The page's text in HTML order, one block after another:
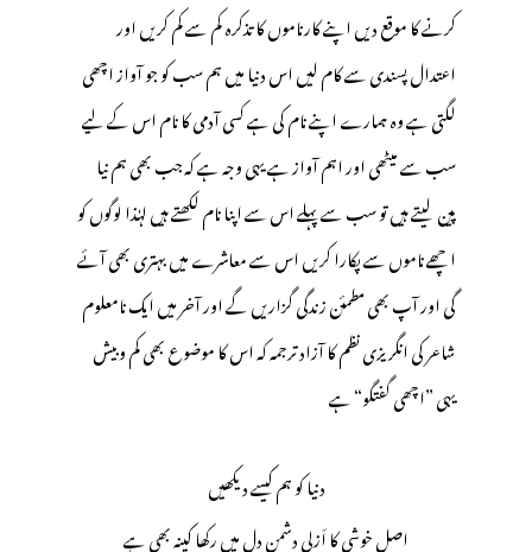
کرنے کا موقع دیں اپنے کارناموں کا تذکرہ کم سے کم کریں اور
اعتدال پسندی سے کام لیں اس دنیا میں ہم سب کو جو آواز اچھی
لگتی ہے وہ ہمارے اپنے نام کی ہے کسی آدمی کا نام اس کے لیے
سب سے میٹھی اور اہم آواز ہے یہی وجہ ہے کہ جب بھی ہم نیا
پین لیتے ہیں تو سب سے پہلے اس سے اپنا نام لکھتے ہیں لہٰذا لوگوں کو
اچھے ناموں سے پکارا کریں اس سے معاشرے میں بہتری بھی آئے
گی اور آپ بھی مطمئن زندگی گزاریں گے اور آخر میں ایک نامعلوم
شاعر کی انگریزی نظم کا آزاد ترجمہ کہ اس کا موضوع بھی کم وبیش
یہی ”اچھی گفتگو“ ہے
دنیا کو ہم کیسے دیکھیں
اصل خوشی کا اَزلی دشمن دل میں رکھا کینہ بھی ہے